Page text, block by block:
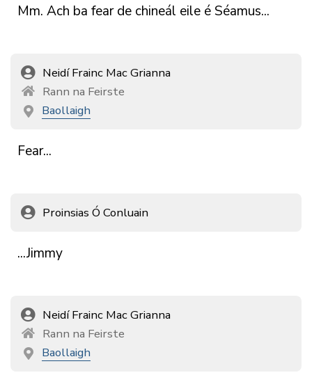
Mm. Ach ba fear de chineál eile éSéamus...
Neidí Frainc Mac Grianna
Rann na Feirste
Baollaigh
Fear...
Proinsias Ó Conluain
...Jimmy
Neidí Frainc Mac Grianna
Rann na Feirste
Baollaigh